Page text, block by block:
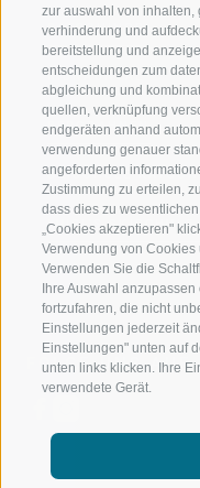
zur auswahl von inhalten,
verhinderung und
bereitstellung und
entscheidungen zum
abgleichung und
quellen, verknüpfung
endgeräten anhand
verwendung genauer
angeforderten
Zustimmung zu erteilen,
dass dies zu
„Cookies akzeptieren"
Verwendung von Cookies
Verwenden Sie die
Ihre Auswahl
fortzufahren, die nicht
Einstellungen jederzeit
Einstellungen" unten auf
unten links klicken. Ihre
verwendete Gerät.
RATSCHINGS
RIDNAUNTAL
BERGBAHNEN
SKISCHULE
LUISL'S
FOLGE UNS